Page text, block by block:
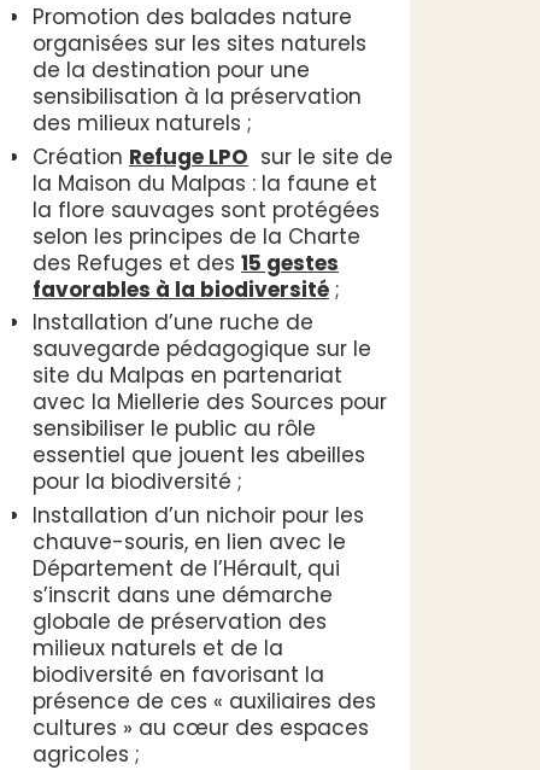
Promotion des balades nature
organisées sur les sites naturels
de la destination pour une
sensibilisation à la préservation
des milieux naturels ;
Création Refuge LPO sur le site de
la Maison du Malpas : la faune et
la flore sauvages sont protégées
selon les principes de la Charte
des Refuges et des 15 gestes
favorables à la biodiversité ;
Installation d’une ruche de
sauvegarde pédagogique sur le
site du Malpas en partenariat
avec la Miellerie des Sources pour
sensibiliser le public au rôle
essentiel que jouent les abeilles
pour la biodiversité ;
Installation d’un nichoir pour les
chauve-souris, en lien avec le
Département de l’Hérault, qui
s’inscrit dans une démarche
globale de préservation des
milieux naturels et de la
biodiversité en favorisant la
présence de ces « auxiliaires des
cultures » au cœur des espaces
agricoles ;